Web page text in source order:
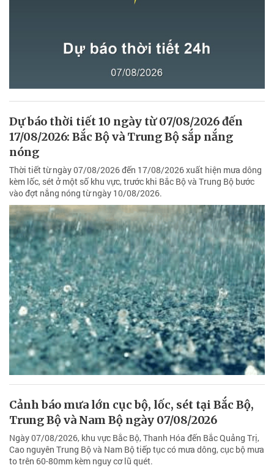
Dự báo thời tiết 10 ngày từ 07/08/2026 đến
17/08/2026: Bắc Bộ và Trung Bộ sắp nắng
nóng
Thời tiết từ ngày 07/08/2026 đến 17/08/2026 xuất hiện mưa dông
kèm lốc, sét ở một số khu vực, trước khi Bắc Bộ và Trung Bộ bước
vào đợt nắng nóng từ ngày 10/08/2026.
Cảnh báo mưa lớn cục bộ, lốc, sét tại Bắc Bộ,
Trung Bộ và Nam Bộ ngày 07/08/2026
Ngày 07/08/2026, khu vực Bắc Bộ, Thanh Hóa đến Bắc Quảng Trị,
Cao nguyên Trung Bộ và Nam Bộ tiếp tục có mưa dông, cục bộ mưa
to trên 60-80mm kèm nguy cơ lũ quét.